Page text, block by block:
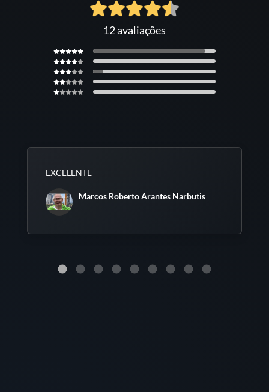
12 avaliações
EXCELENTE
Marcos Roberto Arantes Narbutis